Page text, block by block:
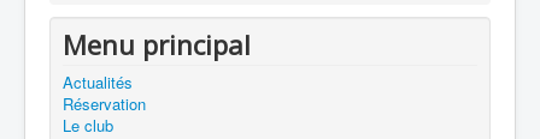
Menu principal
Actualités
Réservation
Le club